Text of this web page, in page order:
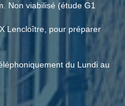
Non viabilisé (étude G1
Lencloître, pour préparer
du Lundi au